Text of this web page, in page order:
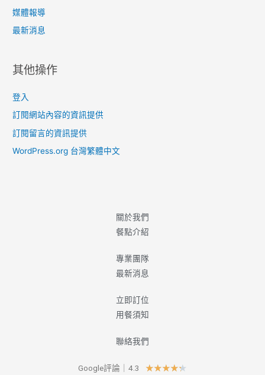
媒體報導
最新消息
其他操作
登入
訂閱網站內容的資訊提供
訂閱留言的資訊提供
WordPress.org 台灣繁體中文
關於我們
餐點介紹
專業團隊
最新消息
立即訂位
用餐須知
聯絡我們
Google評論｜4.3 ★★★★★